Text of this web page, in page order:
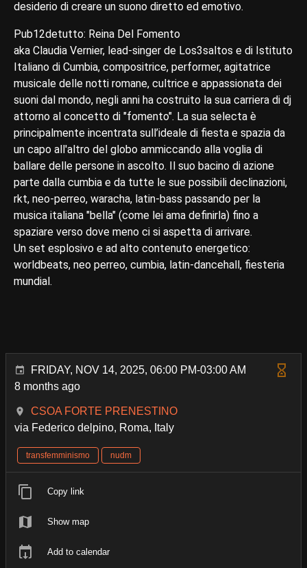
desiderio di creare un suono diretto ed emotivo.
Pub12detutto: Reina Del Fomento
aka Claudia Vernier, lead-singer de Los3saltos e di Istituto
Italiano di Cumbia, compositrice, performer, agitatrice
musicale delle notti romane, cultrice e appassionata dei
suoni dal mondo, negli anni ha costruito la sua carriera di dj
attorno al concetto di "fomento". La sua selecta è
principalmente incentrata sull’ideale di fiesta e spazia da
un capo all'altro del globo ammiccando alla voglia di
ballare delle persone in ascolto. Il suo bacino di azione
parte dalla cumbia e da tutte le sue possibili declinazioni,
rkt, neo-perreo, waracha, latin-bass passando per la
musica italiana "bella" (come lei ama definirla) fino a
spaziare verso dove meno ci si aspetta di arrivare.
Un set esplosivo e ad alto contenuto energetico:
worldbeats, neo perreo, cumbia, latin-dancehall, fiesteria
mundial.
FRIDAY, NOV 14, 2025, 06:00 PM-03:00 AM
8 months ago
CSOA FORTE PRENESTINO
via Federico delpino, Roma, Italy
transfemminismo nudm
Copy link
Show map
Add to calendar